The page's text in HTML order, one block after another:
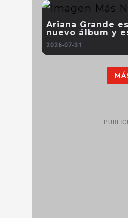
Ariana Grande
nuevo álbum y
2026-07-31